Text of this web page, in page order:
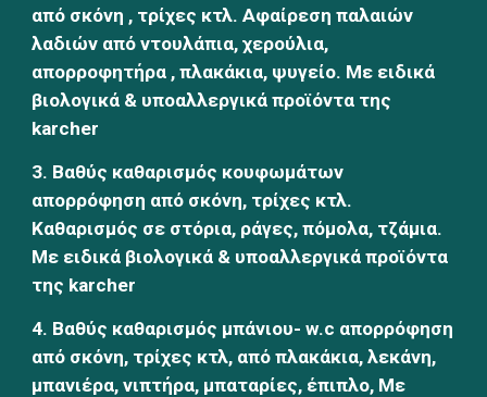
από σκόνη , τρίχες κτλ. Αφαίρεση παλαιών
λαδιών από ντουλάπια, χερούλια,
απορροφητήρα , πλακάκια, ψυγείο. Με ειδικά
βιολογικά & υποαλλεργικά προϊόντα της
karcher
3. Βαθύς καθαρισμός κουφωμάτων
απορρόφηση από σκόνη, τρίχες κτλ.
Καθαρισμός σε στόρια, ράγες, πόμολα, τζάμια.
Με ειδικά βιολογικά & υποαλλεργικά προϊόντα
της karcher
4. Βαθύς καθαρισμός μπάνιου- w.c απορρόφηση
από σκόνη, τρίχες κτλ, από πλακάκια, λεκάνη,
μπανιέρα, νιπτήρα, μπαταρίες, έπιπλο, Με